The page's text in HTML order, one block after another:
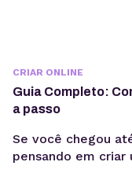
CRIAR ONLINE
Guia Completo:
a passo
Se você chegou
pensando em criar